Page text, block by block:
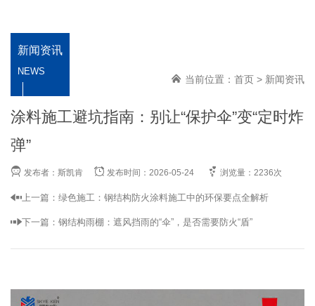
新闻资讯
NEWS
当前位置： 首页 > 新闻资讯
涂料施工避坑指南：别让“保护伞”变“定时炸
弹”
发布者：斯凯肯 发布时间：2026-05-24 浏览量：2236次
上一篇： 绿色施工：钢结构防火涂料施工中的环保要点全解析
下一篇： 钢结构雨棚：遮风挡雨的“伞”，是否需要防火“盾”